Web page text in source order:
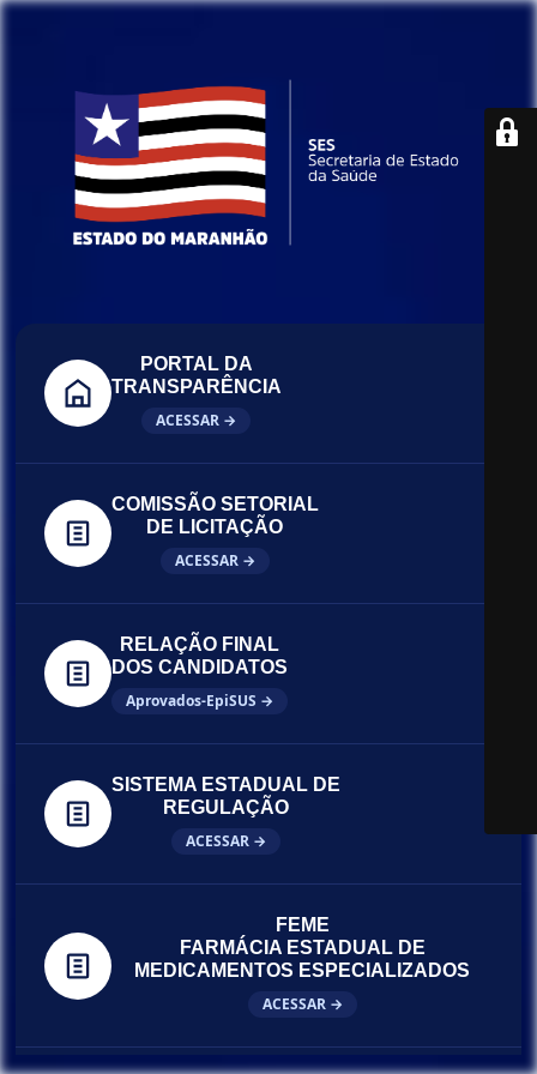
PORTAL DA
TRANSPARÊNCIA
ACESSAR →
COMISSÃO SETORIAL
DE LICITAÇÃO
ACESSAR →
RELAÇÃO FINAL
DOS CANDIDATOS
Aprovados-EpiSUS →
SISTEMA ESTADUAL DE
REGULAÇÃO
ACESSAR →
FEME
FARMÁCIA ESTADUAL DE
MEDICAMENTOS ESPECIALIZADOS
ACESSAR →